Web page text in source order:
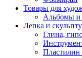
Товары для
Альбомы и
Лепка и
Глина,
Пластилин